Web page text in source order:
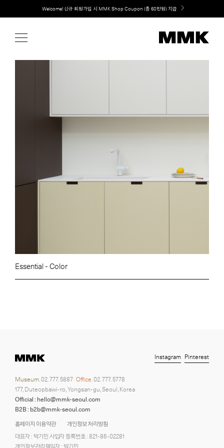
content
Welcome! 신규 회원가입 시 MMK Shop Coupon (총 60만원) 지급
Essential - Color
홈페이지 이용약관
개인정보 처리방침
대표자 : 박기민 사업자 등록번호 : 821-86-02281
개인정보관리책임자 : 박기민
Museum.02. 777. 5887 Office.02. 777. 5778
177, Duteopbawi-ro, Yongsan-gu, Seoul, Korea
Official : hello@mmk-seoul.com
B2B : b2b@mmk-seoul.com
Instagram Pinterest